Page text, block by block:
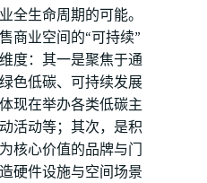
全生命周期的可能。
商业空间的“可持续”
度：其一是聚焦于通
色低碳、可持续发展
现在举办各类低碳主
活动等；其次，是积
核心价值的品牌与门
硬件设施与空间场景